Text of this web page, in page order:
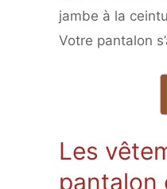
jambe à la
Votre pantalon
Les
pantalon